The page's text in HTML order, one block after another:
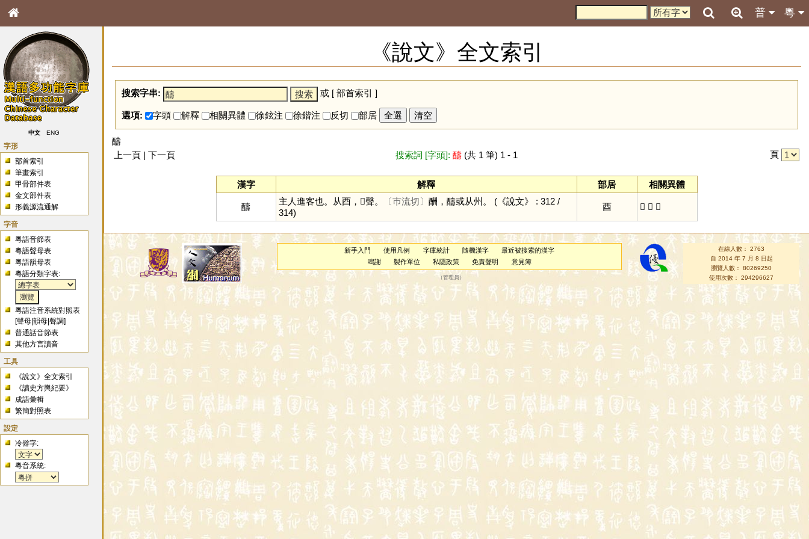
粵
普
中文 ENG
字形
部首索引
筆畫索引
甲骨部件表
金文部件表
形義源流通解
字音
粵語音節表
粵語聲母表
粵語韻母表
粵語分類字表:
粵語注音系統對照表
[聲母 |韻母 |聲調]
普通話音節表
其他方言讀音
工具
《說文》全文索引
《讀史方輿紀要》
成語彙輯
繁簡對照表
設定
冷僻字:
粵音系統:
《說文》全文索引
搜索字串: 或 [ 部首索引 ]
選項: 字頭 解釋 相關異體 徐鉉注 徐鍇注 反切 部居 全選 清空
醻
上一頁 | 下一頁
搜索詞 [字頭]: 醻(共 1 筆) 1 - 1 頁
漢字 解釋 部居 相關異體
醻
主人進客也。从酉，𠷎聲。 〔巿流切〕 酬，醻或从州。 (《說文》 : 312 /
314)
酉 𨣊 𨢫 酬
新手入門 使用凡例 字庫統計 隨機漢字
最近被搜索的漢字
鳴謝
製作單位 私隱政策 免責聲明 意見簿
（管理員 ）
在線人數： 2763
自 2014 年 7 月 8 日起
瀏覽人數： 80269250
使用次數： 294296627